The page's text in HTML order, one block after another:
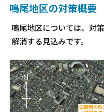
鳴尾地区の対策概要
鳴尾地区については、対
解消する見込みです。